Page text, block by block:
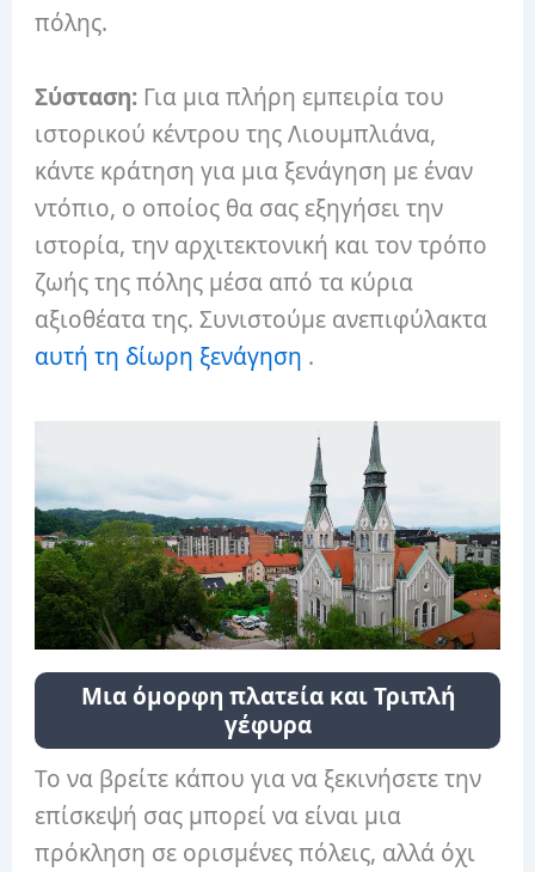
πόλης.
Σύσταση: Για μια πλήρη εμπειρία του
ιστορικού κέντρου της Λιουμπλιάνα,
κάντε κράτηση για μια ξενάγηση με έναν
ντόπιο, ο οποίος θα σας εξηγήσει την
ιστορία, την αρχιτεκτονική και τον τρόπο
ζωής της πόλης μέσα από τα κύρια
αξιοθέατα της. Συνιστούμε ανεπιφύλακτα
αυτή τη δίωρη ξενάγηση .
Μια όμορφη πλατεία και Τριπλή
γέφυρα
Το να βρείτε κάπου για να ξεκινήσετε την
επίσκεψή σας μπορεί να είναι μια
πρόκληση σε ορισμένες πόλεις, αλλά όχι